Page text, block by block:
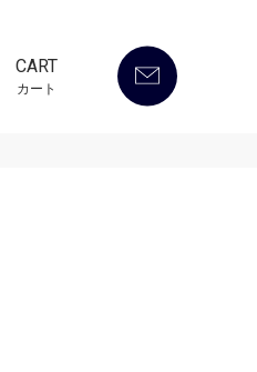
CART
カート